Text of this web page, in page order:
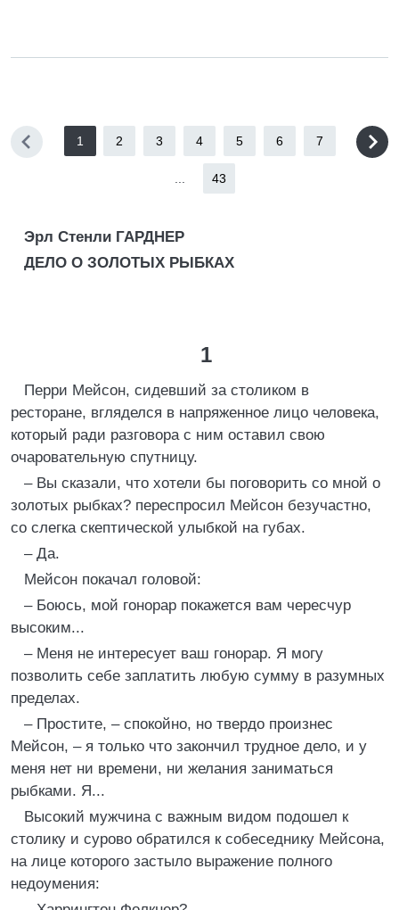
1 2 3 4 5 6 7
43
Эрл Стенли ГАРДНЕР
ДЕЛО О ЗОЛОТЫХ РЫБКАХ
1
Перри Мейсон, сидевший за столиком в
ресторане, вгляделся в напряженное лицо человека,
который ради разговора с ним оставил свою
очаровательную спутницу.
– Вы сказали, что хотели бы поговорить со мной о
золотых рыбках? переспросил Мейсон безучастно,
со слегка скептической улыбкой на губах.
– Да.
Мейсон покачал головой:
– Боюсь, мой гонорар покажется вам чересчур
высоким...
– Меня не интересует ваш гонорар. Я могу
позволить себе заплатить любую сумму в разумных
пределах.
– Простите, – спокойно, но твердо произнес
Мейсон, – я только что закончил трудное дело, и у
меня нет ни времени, ни желания заниматься
рыбками. Я...
Высокий мужчина с важным видом подошел к
столику и сурово обратился к собеседнику Мейсона,
на лице которого застыло выражение полного
недоумения: